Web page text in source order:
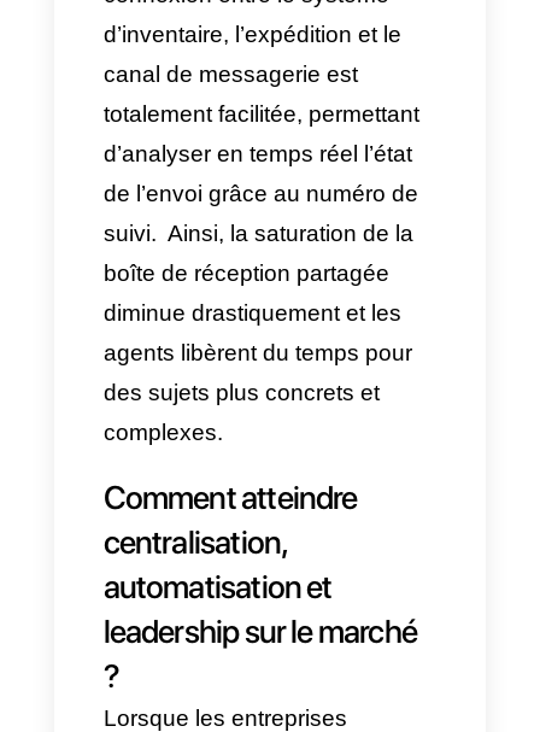
assistant virtuelen utilisant
des bases de données, des
documents d’information
d’entreprise, en lui attribuant
des directives claires pour
que ses réponses soient
utiles et incitent à l’achat.
Cela optimise complètement
les processus internes de
additionnels.
Cas d’usage : L’IA sur
WhatsApp dans
différents secteurs